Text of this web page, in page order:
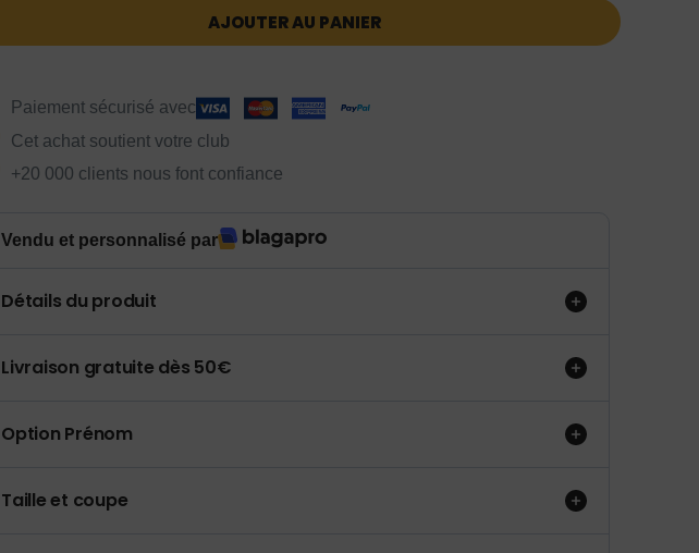
AJOUTER AU PANIER
Paiement sécurisé avec
Cet achat soutient votre club
+20 000 clients nous font confiance
Vendu et personnalisé par
Détails du produit
Livraison gratuite dès 50€
Option Prénom
Taille et coupe